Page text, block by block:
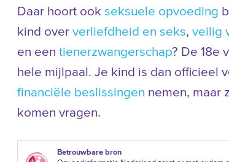
Daar hoort ook seksuele opvoeding
kind over verliefdheid en seks, veilig
en een tienerzwangerschap? De 18e
hele mijlpaal. Je kind is dan officieel
financiële beslissingen nemen, maar
komen vragen.
Betrouwbare bron